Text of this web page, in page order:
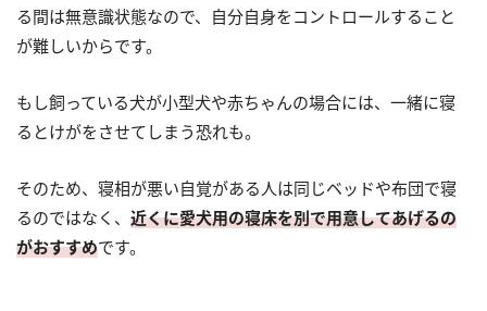
る間は無意識状態なので、自分自身をコントロールすること
が難しいからです。
もし飼っている犬が小型犬や赤ちゃんの場合には、一緒に寝
るとけがをさせてしまう恐れも。
そのため、寝相が悪い自覚がある人は同じベッドや布団で寝
るのではなく、 近くに愛犬用の寝床を別で用意してあげるの
がおすすめです。